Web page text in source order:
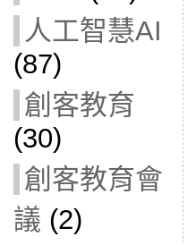
人工智慧AI
(87)
創客教育
(30)
創客教育會
議 (2)